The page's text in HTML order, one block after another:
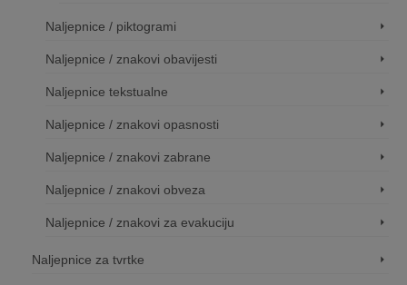
Naljepnice / piktogrami
Naljepnice / znakovi obavijesti
Naljepnice tekstualne
Naljepnice / znakovi opasnosti
Naljepnice / znakovi zabrane
Naljepnice / znakovi obveza
Naljepnice / znakovi za evakuciju
Naljepnice za tvrtke